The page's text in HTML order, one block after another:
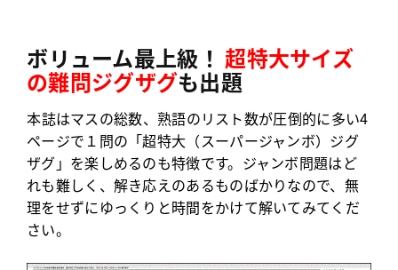
ボリューム最上級！ 超特大サイズ
の難問ジグザグも出題
本誌はマスの総数、熟語のリスト数が圧倒的に多い4
ページで１問の「超特大（スーパージャンボ）ジグ
ザグ」を楽しめるのも特徴です。ジャンボ問題はど
れも難しく、解き応えのあるものばかりなので、無
理をせずにゆっくりと時間をかけて解いてみてく だ
さい。